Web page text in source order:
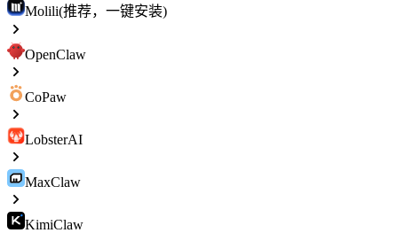
Molili(推荐，一键安装)
OpenClaw
CoPaw
LobsterAI
MaxClaw
KimiClaw